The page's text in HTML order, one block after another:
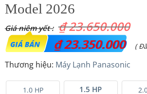
Model 2026
₫23.650.000
Giá
gốc
₫ 23.650.000.
₫23.350.000
là:
(
Thương hiệu: Máy Lạnh Panasonic
1.0 HP 1.5 HP